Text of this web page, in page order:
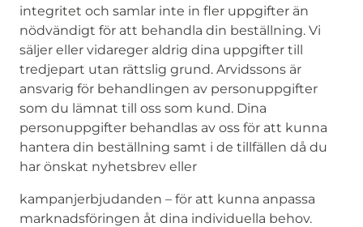
integritet och samlar inte in fler uppgifter än
nödvändigt för att behandla din beställning. Vi
säljer eller vidareger aldrig dina uppgifter till
tredjepart utan rättslig grund. Arvidssons är
ansvarig för behandlingen av personuppgifter
som du lämnat till oss som kund. Dina
personuppgifter behandlas av oss för att kunna
hantera din beställning samt i de tillfällen då du
har önskat nyhetsbrev eller
kampanjerbjudanden – för att kunna anpassa
marknadsföringen åt dina individuella behov.